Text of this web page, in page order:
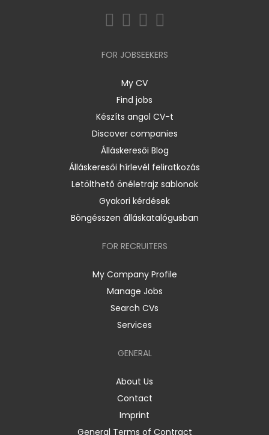
FOR JOBSEEKERS
My CV
Find jobs
Készíts angol CV-t
Discover companies
Álláskeresői Blog
Álláskeresői hírlevél feliratkozás
Letölthető önéletrajz sablonok
Gyakori kérdések
Böngésszen álláskatalógusban
FOR RECRUITERS
My Company Profile
Manage Jobs
Search CVs
Services
GENERAL
About Us
Contact
Imprint
General Terms of Contract